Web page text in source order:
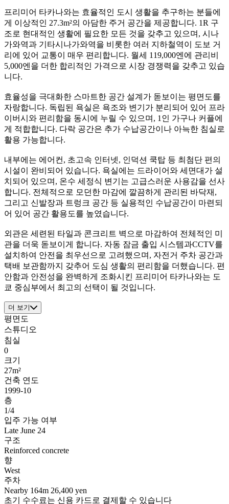
프리미어 타카나와는 효율적인 도시 생활을 추구하는 분들에
게 이상적인 27.3m²의 아담한 주거 공간을 제공합니다. 1R 구
조로 현대적인 생활에 필요한 모든 것을 갖추고 있으며, 시나
가와역과 기타시나가와역을 비롯한 여러 지하철역이 도보 거
리에 있어 교통이 매우 편리합니다. 월세 119,000엔에 관리비
5,000엔을 더한 합리적인 가격으로 시장 경쟁력을 갖추고 있습
니다.
효율성을 극대화한 스마트한 공간 설계가 돋보이는 평면도를
자랑합니다. 독립된 욕실은 욕조와 변기가 분리되어 있어 프라
이버시와 편리함을 동시에 누릴 수 있으며, 1인 가구나 커플에
게 적합합니다. 다락 공간은 추가 수납공간이나 아늑한 침실로
활용 가능합니다.
내부에는 에어컨, 초고속 인터넷, 인덕션 쿡탑 등 최첨단 편의
시설이 완비되어 있습니다. 욕실에는 드라이어와 세면대가 설
치되어 있으며, 온수 세정식 변기는 고급스러운 사용감을 선사
합니다. 전체적으로 모던한 마감에 깔끔하게 관리된 바닥재,
그리고 신발장과 트렁크 공간 등 실용적인 수납공간이 마련되
어 있어 공간 활용도를 높였습니다.
외관은 세련된 타일과 콘크리트 벽으로 마감하여 전체적인 미
관을 더욱 돋보이게 합니다. 자동 잠금 출입 시스템과CCTV를
설치하여 안전을 최우선으로 고려했으며, 자전거 주차 공간과
택배 보관함까지 갖추어 도심 생활의 편리함을 더했습니다. 편
안함과 안전성을 완벽하게 조화시킨 프리미어 타카나와는 도
쿄 중심부에서 최고의 선택이 될 것입니다.
더 보기
평면도
스튜디오
침실
0
크기
27m²
건축 연도
1999-10
층
1/4
입주 가능 여부
Late June 24
구조
Reinforced concrete
향
West
주차
Nearby 164m 26,400 yen
초기 수수료는 신용 카드로 결제할 수 있습니다